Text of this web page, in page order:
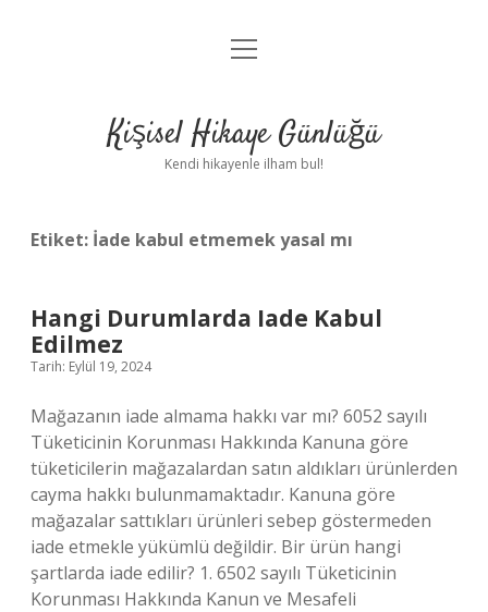
Anasayfa
Yasal Uyarı
menüyü
Kişisel Hikaye Günlüğü
Kendi hikayenle ilham bul!
Etiket: İade kabul etmemek yasal mı
Hangi Durumlarda Iade Kabul
Edilmez
Tarih: Eylül 19, 2024
Mağazanın iade almama hakkı var mı? 6052 sayılı
Tüketicinin Korunması Hakkında Kanuna göre
tüketicilerin mağazalardan satın aldıkları ürünlerden
cayma hakkı bulunmamaktadır. Kanuna göre
mağazalar sattıkları ürünleri sebep göstermeden
iade etmekle yükümlü değildir. Bir ürün hangi
şartlarda iade edilir? 1. 6502 sayılı Tüketicinin
Korunması Hakkında Kanun ve Mesafeli